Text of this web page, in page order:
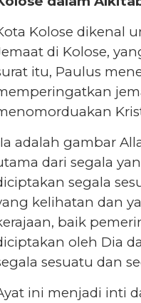
Kolose dikenal
di Kolose,
itu, Paulus
adalah gambar
dari segala
segala
kelihatan dan
baik
oleh Dia
sesuatu dan
ini menjadi inti